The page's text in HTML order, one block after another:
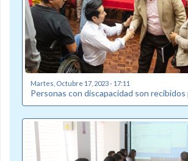
Martes, Octubre 17, 2023 - 17:11
Personas con discapacidad son recibidos